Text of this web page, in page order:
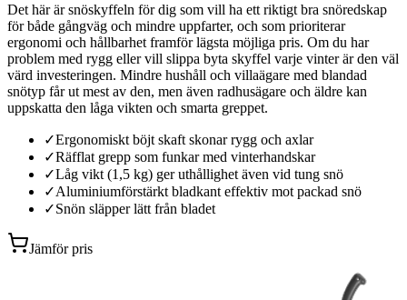
Det här är snöskyffeln för dig som vill ha ett riktigt bra snöredskap
för både gångväg och mindre uppfarter, och som prioriterar
ergonomi och hållbarhet framför lägsta möjliga pris. Om du har
problem med rygg eller vill slippa byta skyffel varje vinter är den väl
värd investeringen. Mindre hushåll och villaägare med blandad
snötyp får ut mest av den, men även radhusägare och äldre kan
uppskatta den låga vikten och smarta greppet.
✓Ergonomiskt böjt skaft skonar rygg och axlar
✓Räfflat grepp som funkar med vinterhandskar
✓Låg vikt (1,5 kg) ger uthållighet även vid tung snö
✓Aluminiumförstärkt bladkant effektiv mot packad snö
✓Snön släpper lätt från bladet
Jämför pris